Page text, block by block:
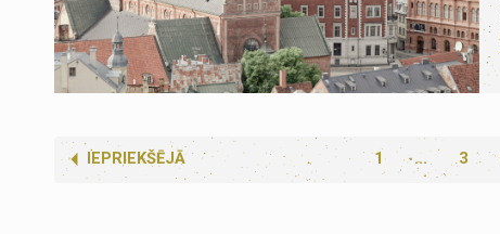
IEPRIEKŠĒJĀ 1 ... 3